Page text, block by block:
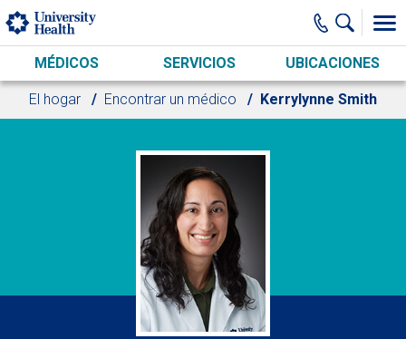
Skip to main content
MÉDICOS SERVICIOS UBICACIONES
El hogar Encontrar un médico Kerrylynne Smith